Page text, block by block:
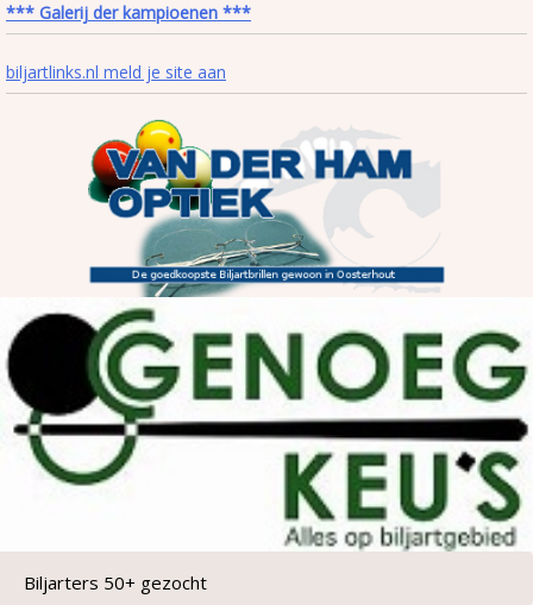
*** Galerij der kampioenen ***
biljartlinks.nl meld je site aan
Biljarters 50+ gezocht